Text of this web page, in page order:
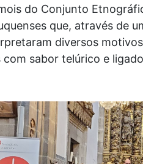
do Conjunto
que, através de
diversos
com sabor telúrico e